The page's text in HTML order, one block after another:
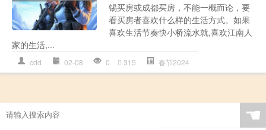
锡买房或成都买房，不能一概而论，要
看买房者喜欢什么样的生活方式。如果
喜欢生活节奏快小桥流水就,喜欢江南人
家的生活,...
cdd 02-08 0 315 春节2024
☚